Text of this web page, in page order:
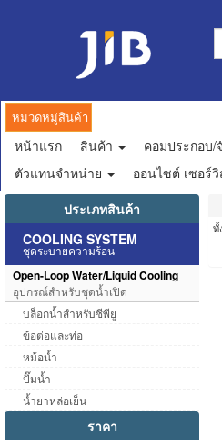
หมวดหมู่สินค้า
หน้าแรก สินค้า คอมประกอบ/
ตัวแทนจำหน่าย
ออนไซต์ เซอร์
ประเภทสินค้า
COOLING SYSTEM
ชุดระบายความร้อน
Open-Loop Water/Liquid Cooling
อุปกรณ์สำหรับชุดน้ำเปิด
บล็อกน้ำสำหรับซีพียู
ข้อต่อและท่อ
หม้อน้ำ
ปั๊มน้ำ
น้ำยาหล่อเย็น
ราคา
ทั้